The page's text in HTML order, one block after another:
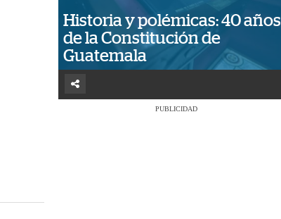
Historia y polémicas: 40 años
de la Constitución de
Guatemala
PUBLICIDAD